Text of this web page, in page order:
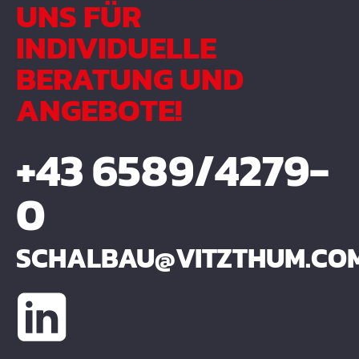
UNS FÜR
INDIVIDUELLE
BERATUNG UND
ANGEBOTE!
+43 6589/4279-
0